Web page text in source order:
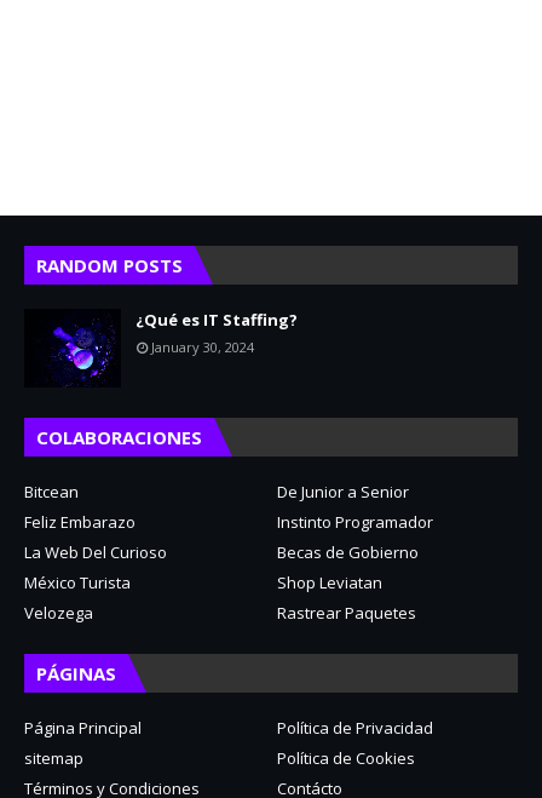
RANDOM POSTS
¿Qué es IT Staffing?
January 30, 2024
COLABORACIONES
Bitcean
De Junior a Senior
Feliz Embarazo
Instinto Programador
La Web Del Curioso
Becas de Gobierno
México Turista
Shop Leviatan
Velozega
Rastrear Paquetes
PÁGINAS
Página Principal
Política de Privacidad
sitemap
Política de Cookies
Términos y Condiciones
Contácto